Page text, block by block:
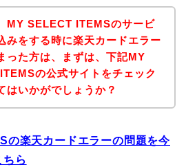
MY SELECT ITEMSのサービ
みをする時に楽天カードエラー
った方は、まずは、下記MY
の公式サイトをチェック
はいかがでしょうか？
の楽天カードエラーの問題を今
ら